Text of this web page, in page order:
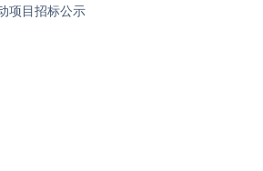
项目招标公示